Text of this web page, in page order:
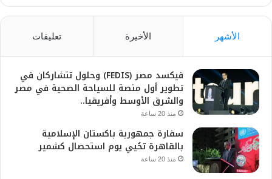
الأشهر الأخيرة تعليقات
فيكسد مصر (FEDIS) وحلول تتشاركان في
تطوير أول منصة للسياحة الصحية في مصر
والشرق الأوسط وأفريقيا..
منذ 20 ساعة
سفارة جمهورية باكستان الإسلامية
بالقاهرة تحُيي يوم استحصال كشمير
منذ 20 ساعة